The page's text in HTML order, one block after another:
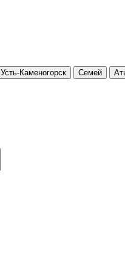
Усть-Каменогорск Семей